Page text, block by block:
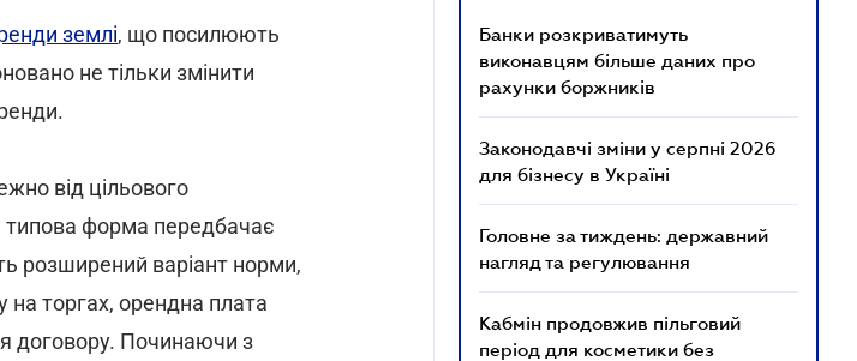
землі, що посилюють
не тільки змінити
від цільового
типова форма передбачає
розширений варіант норми,
торгах, орендна плата
договору. Починаючи з
Банки розкриватимуть
виконавцям більше даних про
рахунки боржників
Законодавчі зміни у серпні 2026
для бізнесу в Україні
Головне за тиждень: державний
нагляд та регулювання
Кабмін продовжив пільговий
період для косметики без